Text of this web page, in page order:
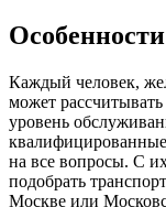
Каждый человек,
может
уровень
на все вопросы. С
подобрать
Москве или